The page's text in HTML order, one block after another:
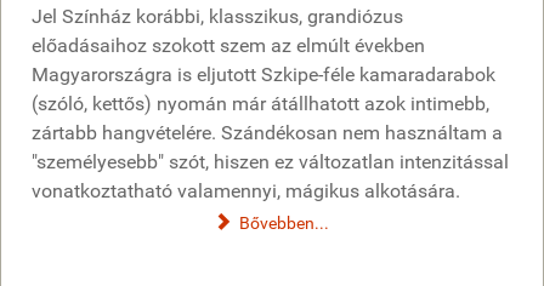
Jel Színház korábbi, klasszikus, grandiózus
előadásaihoz szokott szem az elmúlt években
Magyarországra is eljutott Szkipe-féle kamaradarabok
(szóló, kettős) nyomán már átállhatott azok intimebb,
zártabb hangvételére. Szándékosan nem használtam a
"személyesebb" szót, hiszen ez változatlan intenzitással
vonatkoztatható valamennyi, mágikus alkotására.
Bővebben...